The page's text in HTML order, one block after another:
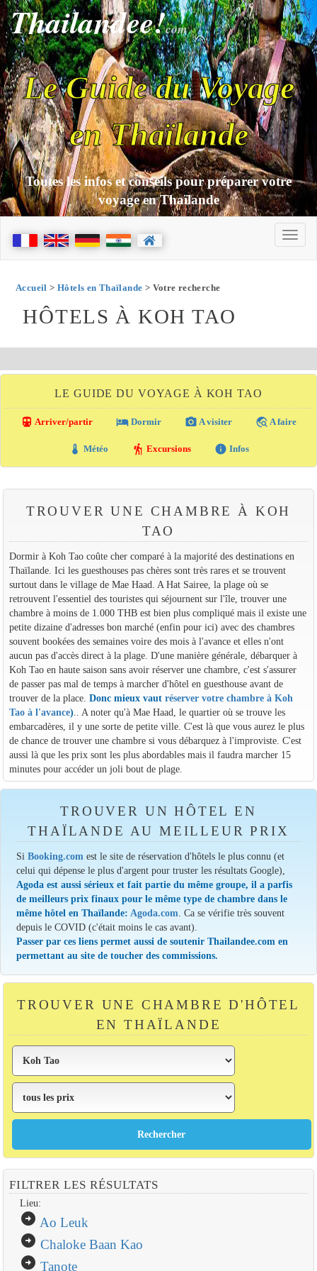
Thailandee!com
Le Guide du Voyage
en Thaïlande
Toutes les infos et conseils pour préparer votre
voyage en Thaïlande
Accueil > Hôtels en Thaïlande > Votre recherche
HÔTELS À KOH TAO
LE GUIDE DU VOYAGE À KOH TAO
directions_transit Arriver/partir local_hotel Dormir photo_camera A visiter travel_explore A faire
thermostat Météo hiking Excursions info Infos
TROUVER UNE CHAMBRE À KOH
TAO
Dormir à Koh Tao coûte cher comparé à la majorité des destinations en
Thaïlande. Ici les guesthouses pas chères sont très rares et se trouvent
surtout dans le village de Mae Haad. A Hat Sairee, la plage où se
retrouvent l'essentiel des touristes qui séjournent sur l'île, trouver une
chambre à moins de 1.000 THB est bien plus compliqué mais il existe une
petite dizaine d'adresses bon marché (enfin pour ici) avec des chambres
souvent bookées des semaines voire des mois à l'avance et elles n'ont
aucun pas d'accès direct à la plage. D'une manière générale, débarquer à
Koh Tao en haute saison sans avoir réserver une chambre, c'est s'assurer
de passer pas mal de temps à marcher d'hôtel en guesthouse avant de
trouver de la place. Donc mieux vaut réserver votre chambre à Koh
Tao à l'avance) .. A noter qu'à Mae Haad, le quartier où se trouve les
embarcadères, il y une sorte de petite ville. C'est là que vous aurez le plus
de chance de trouver une chambre si vous débarquez à l'improviste. C'est
aussi là que les prix sont les plus abordables mais il faudra marcher 15
minutes pour accéder un joli bout de plage.
TROUVER UN HÔTEL EN
THAÏLANDE AU MEILLEUR PRIX
SiBooking.com est le site de réservation d'hôtels le plus connu (et
celui qui dépense le plus d'argent pour truster les résultats Google),
Agoda est aussi sérieux et fait partie du même groupe, il a parfis
de meilleurs prix finaux pour le même type de chambre dans le
même hôtel en Thaïlande: Agoda.com . Ca se vérifie très souvent
depuis le COVID (c'était moins le cas avant).
Passer par ces liens permet aussi de soutenir Thailandee.com en
permettant au site de toucher des commissions.
TROUVER UNE CHAMBRE D'HÔTEL
EN THAÏLANDE
FILTRER LES RÉSULTATS
Lieu:
arrow_circle_right Ao Leuk
arrow_circle_right Chaloke Baan Kao
arrow_circle_right Tanote